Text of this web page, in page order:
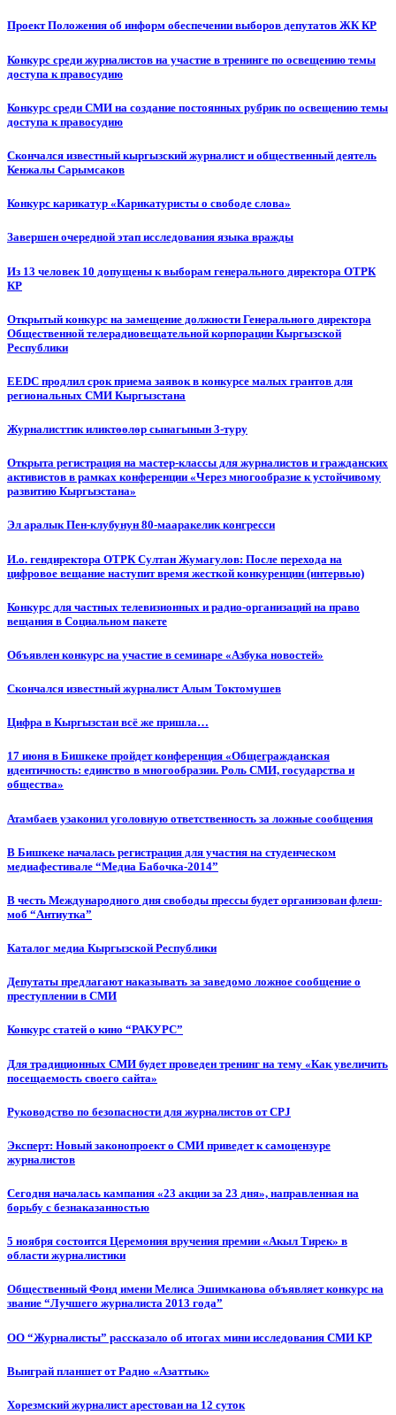
Проект Положения об информ обеспечении выборов депутатов ЖК КР
Конкурс среди журналистов на участие в тренинге по освещению темы
доступа к правосудию
Конкурс среди СМИ на создание постоянных рубрик по освещению темы
доступа к правосудию
Скончался известный кыргызский журналист и общественный деятель
Кенжалы Сарымсаков
Конкурс карикатур «Карикатуристы о свободе слова»
Завершен очередной этап исследования языка вражды
Из 13 человек 10 допущены к выборам генерального директора ОТРК
КР
Открытый конкурс на замещение должности Генерального директора
Общественной телерадиовещательной корпорации Кыргызской
Республики
EEDC продлил срок приема заявок в конкурсе малых грантов для
региональных СМИ Кыргызстана
Журналисттик иликтөөлөр сынагынын 3-туру
Открыта регистрация на мастер-классы для журналистов и гражданских
активистов в рамках конференции «Через многообразие к устойчивому
развитию Кыргызстана»
Эл аралык Пен-клубунун 80-мааракелик конгресси
И.о. гендиректора ОТРК Султан Жумагулов: После перехода на
цифровое вещание наступит время жесткой конкуренции (интервью)
Конкурс для частных телевизионных и радио-организаций на право
вещания в Социальном пакете
Объявлен конкурс на участие в семинаре «Азбука новостей»
Cкончался известный журналист Алым Токтомушев
Цифра в Кыргызстан всё же пришла…
17 июня в Бишкеке пройдет конференция «Общегражданская
идентичность: единство в многообразии. Роль СМИ, государства и
общества»
Атамбаев узаконил уголовную ответственность за ложные сообщения
В Бишкеке началась регистрация для участия на студенческом
медиафестивале “Медиа Бабочка-2014”
В честь Международного дня свободы прессы будет организован флеш-
моб “Антиутка”
Каталог медиа Кыргызской Республики
Депутаты предлагают наказывать за заведомо ложное сообщение о
преступлении в СМИ
Конкурс статей о кино “РАКУРС”
Для традиционных СМИ будет проведен тренинг на тему «Как увеличить
посещаемость своего сайта»
Руководство по безопасности для журналистов от CPJ
Эксперт: Новый законопроект о СМИ приведет к самоцензуре
журналистов
Сегодня началась кампания «23 акции за 23 дня», направленная на
борьбу с безнаказанностью
5 ноября состоится Церемония вручения премии «Акыл Тирек» в
области журналистики
Общественный Фонд имени Мелиса Эшимканова объявляет конкурс на
звание “Лучшего журналиста 2013 года”
ОО “Журналисты” рассказало об итогах мини исследования СМИ КР
Выиграй планшет от Радио «Азаттык»
Хорезмский журналист арестован на 12 суток